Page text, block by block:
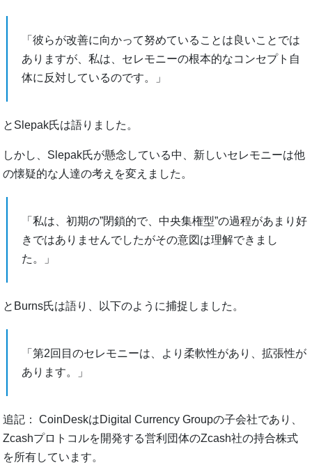
「彼らが改善に向かって努めていることは良いことでは
ありますが、私は、セレモニーの根本的なコンセプト自
体に反対しているのです。」
とSlepak氏は語りました。
しかし、Slepak氏が懸念している中、新しいセレモニーは他
の懐疑的な人達の考えを変えました。
「私は、初期の”閉鎖的で、中央集権型”の過程があまり好
きではありませんでしたがその意図は理解できまし
た。」
とBurns氏は語り、以下のように捕捉しました。
「第2回目のセレモニーは、より柔軟性があり、拡張性が
あります。」
追記： CoinDeskはDigital Currency Groupの子会社であり、
Zcashプロトコルを開発する営利団体のZcash社の持合株式
を所有しています。